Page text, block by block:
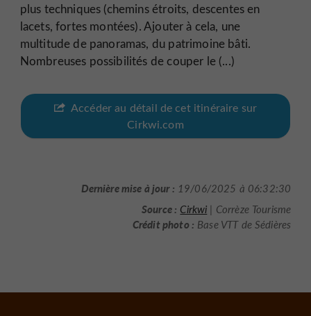
plus techniques (chemins étroits, descentes en
lacets, fortes montées). Ajouter à cela, une
multitude de panoramas, du patrimoine bâti.
Nombreuses possibilités de couper le (...)
Accéder au détail de cet itinéraire sur
Cirkwi.com
Dernière mise à jour : 19/06/2025 à 06:32:30
Source : Cirkwi | Corrèze Tourisme
Crédit photo : Base VTT de Sédières